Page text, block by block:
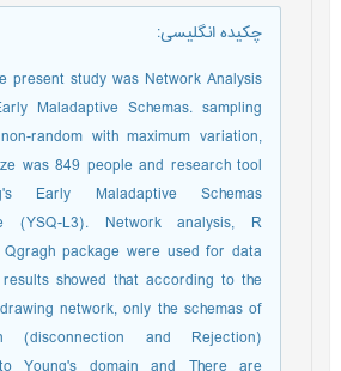
چکیده انگلیسی:
present study was Network Analysis
Maladaptive Schemas. sampling
random with maximum variation,
was 849 people and research tool
Early Maladaptive Schemas
(YSQ-L3). Network analysis, R
Qgragh package were used for data
results showed that according to the
network, only the schemas of
(disconnection and Rejection)